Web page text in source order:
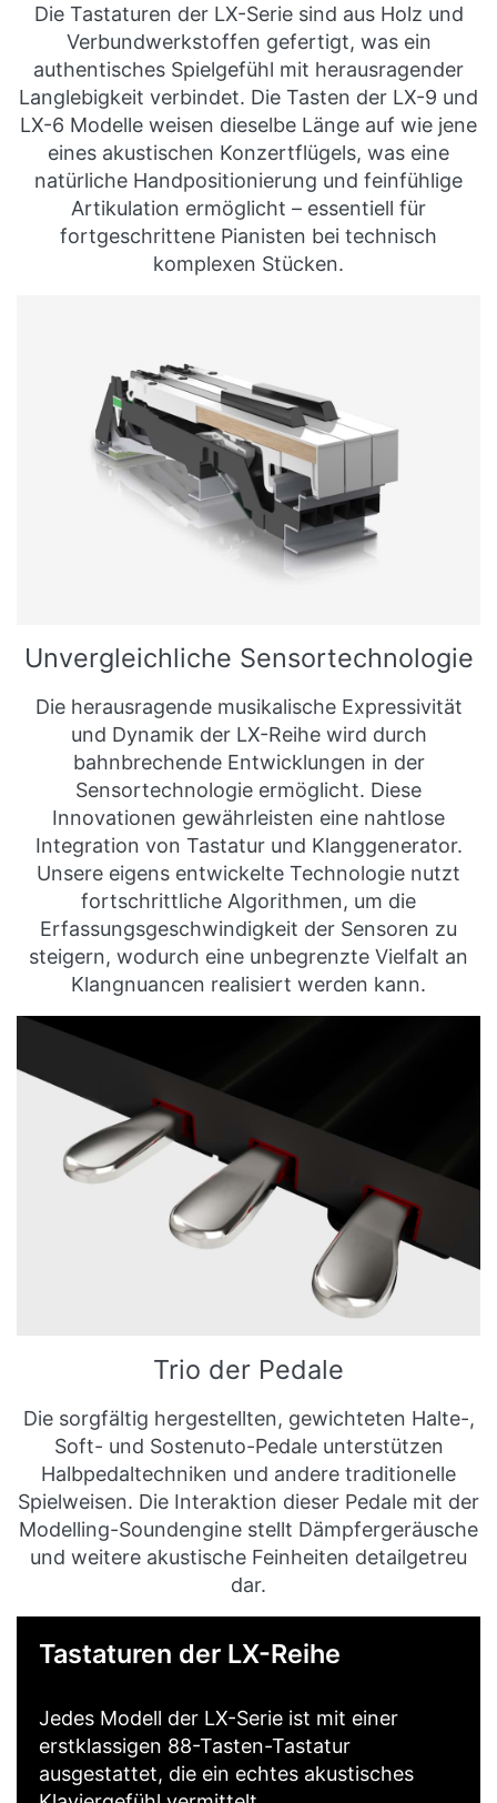
Die Tastaturen der LX-Serie sind aus Holz und
Verbundwerkstoffen gefertigt, was ein
authentisches Spielgefühl mit herausragender
Langlebigkeit verbindet. Die Tasten der LX-9 und
LX-6 Modelle weisen dieselbe Länge auf wie jene
eines akustischen Konzertflügels, was eine
natürliche Handpositionierung und feinfühlige
Artikulation ermöglicht – essentiell für
fortgeschrittene Pianisten bei technisch
komplexen Stücken.
Unvergleichliche Sensortechnologie
Die herausragende musikalische Expressivität
und Dynamik der LX-Reihe wird durch
bahnbrechende Entwicklungen in der
Sensortechnologie ermöglicht. Diese
Innovationen gewährleisten eine nahtlose
Integration von Tastatur und Klanggenerator.
Unsere eigens entwickelte Technologie nutzt
fortschrittliche Algorithmen, um die
Erfassungsgeschwindigkeit der Sensoren zu
steigern, wodurch eine unbegrenzte Vielfalt an
Klangnuancen realisiert werden kann.
Trio der Pedale
Die sorgfältig hergestellten, gewichteten Halte-,
Soft- und Sostenuto-Pedale unterstützen
Halbpedaltechniken und andere traditionelle
Spielweisen. Die Interaktion dieser Pedale mit der
Modelling-Soundengine stellt Dämpfergeräusche
und weitere akustische Feinheiten detailgetreu
dar.
Tastaturen der LX-Reihe
Jedes Modell der LX-Serie ist mit einer
erstklassigen 88-Tasten-Tastatur
ausgestattet, die ein echtes akustisches